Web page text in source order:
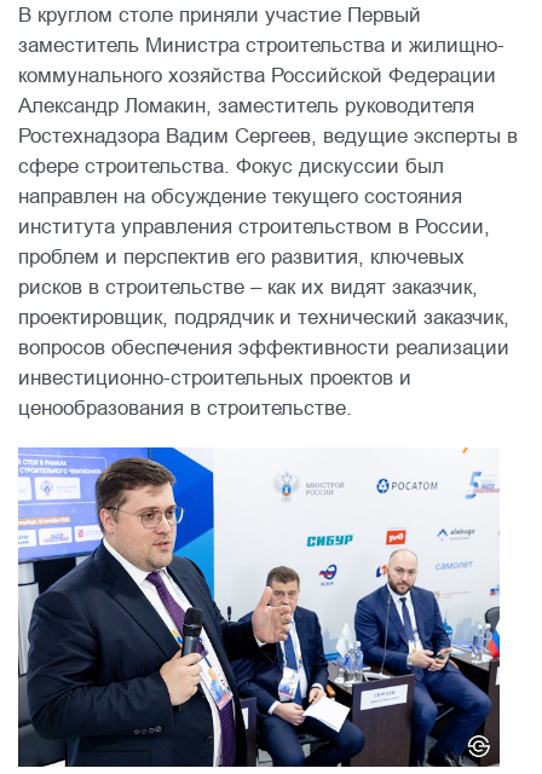
В круглом столе приняли участие Первый
заместитель Министра строительства и жилищно-
коммунального хозяйства Российской Федерации
Александр Ломакин, заместитель руководителя
Ростехнадзора Вадим Сергеев, ведущие эксперты в
сфере строительства. Фокус дискуссии был
направлен на обсуждение текущего состояния
института управления строительством в России,
проблем и перспектив его развития, ключевых
рисков в строительстве – как их видят заказчик,
проектировщик, подрядчик и технический заказчик,
вопросов обеспечения эффективности реализации
инвестиционно-строительных проектов и
ценообразования в строительстве.